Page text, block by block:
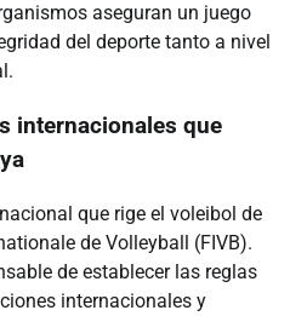
aseguran un juego
del deporte tanto a nivel
internacionales que
que rige el voleibol de
de Volleyball (FIVB).
de establecer las reglas
internacionales y